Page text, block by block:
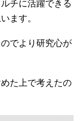
チに活躍できる
ます。
でより研究心が
た上で考えたの